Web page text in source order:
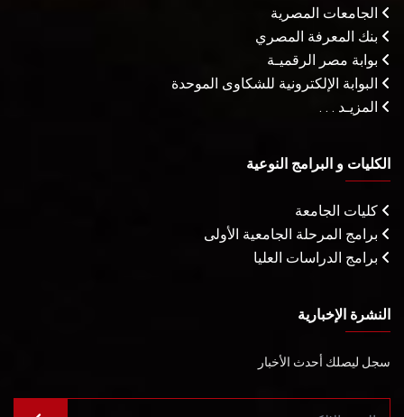
الجامعات المصرية
بنك المعرفة المصري
بوابة مصر الرقميـة
البوابة الإلكترونية للشكاوى الموحدة
المزيـد . . .
الكليات و البرامج النوعية
كليات الجامعة
برامج المرحلة الجامعية الأولى
برامج الدراسات العليا
النشرة الإخبارية
سجل ليصلك أحدث الأخبار